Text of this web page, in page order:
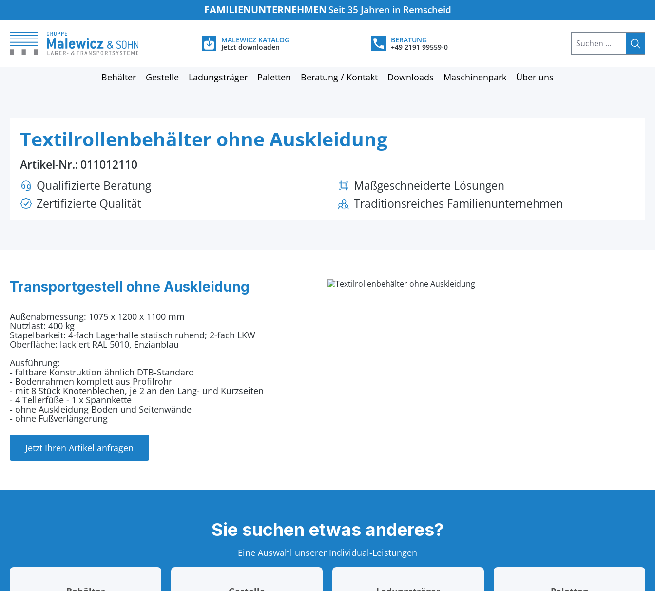
FAMILIENUNTERNEHMEN Seit 35 Jahren in Remscheid
MALEWICZ KATALOG
Jetzt downloaden
BERATUNG
+49 2191 99559-0
Behälter Gestelle Ladungsträger Paletten Beratung / Kontakt Downloads Maschinenpark Über uns
Textilrollenbehälter ohne Auskleidung
Artikel-Nr.: 011012110
Qualifizierte Beratung
Zertifizierte Qualität
Maßgeschneiderte Lösungen
Traditionsreiches Familienunternehmen
Transportgestell ohne Auskleidung
Außenabmessung: 1075 x 1200 x 1100 mm
Nutzlast: 400 kg
Stapelbarkeit: 4-fach Lagerhalle statisch ruhend; 2-fach LKW
Oberfläche: lackiert RAL 5010, Enzianblau
Ausführung:
- faltbare Konstruktion ähnlich DTB-Standard
- Bodenrahmen komplett aus Profilrohr
- mit 8 Stück Knotenblechen, je 2 an den Lang- und Kurzseiten
- 4 Tellerfüße - 1 x Spannkette
- ohne Auskleidung Boden und Seitenwände
- ohne Fußverlängerung
Jetzt Ihren Artikel anfragen
Sie suchen etwas anderes?
Eine Auswahl unserer Individual-Leistungen